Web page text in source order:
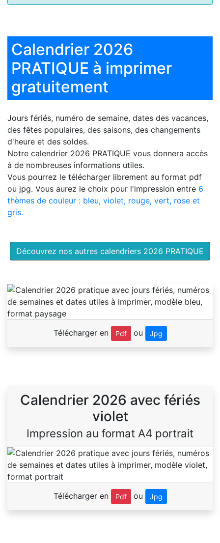
Calendrier 2026
PRATIQUE à imprimer
gratuitement
Jours fériés, numéro de semaine, dates des vacances,
des fêtes populaires, des saisons, des changements
d'heure et des soldes.
Notre calendrier 2026 PRATIQUE vous donnera accès
à de nombreuses informations utiles.
Vous pourrez le télécharger librement au format pdf
ou jpg. Vous aurez le choix pour l'impression entre 6
thèmes de couleur : bleu, violet, rouge, vert, rose et
gris.
Découvrez nos autres calendriers 2026 PRATIQUE
Télécharger en Pdf ou Jpg
Calendrier 2026 avec fériés
violet
Impression au format A4 portrait
Télécharger en Pdf ou Jpg